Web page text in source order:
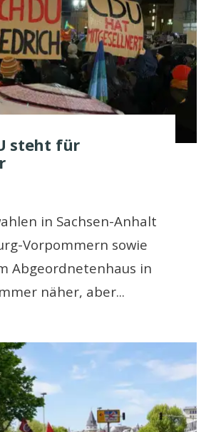
steht für
in Sachsen-Anhalt
Vorpommern sowie
Abgeordnetenhaus in
näher, aber...